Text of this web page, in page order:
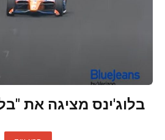
בלוג'ינס מציגה את